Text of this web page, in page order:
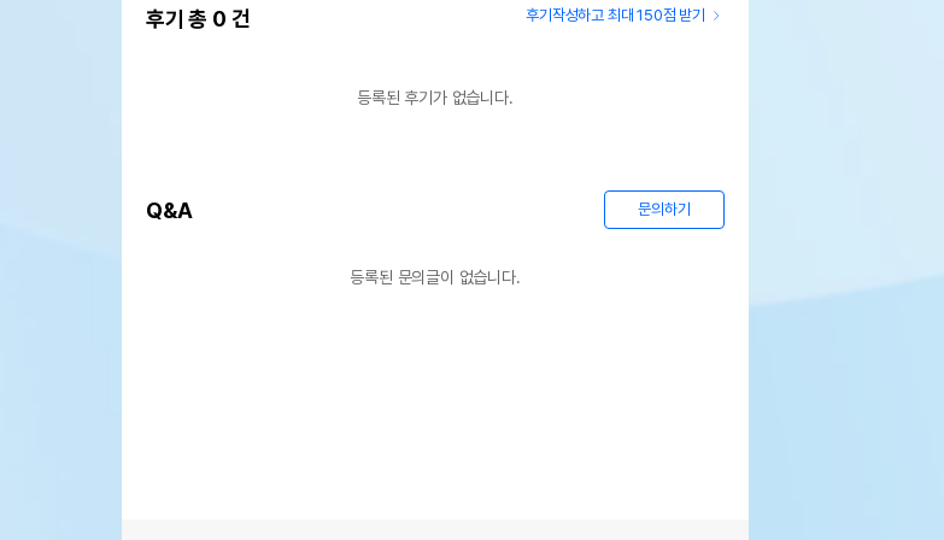
후기 총 0 건 후기작성하고 최대 150점 받기
등록된 후기가 없습니다.
Q&A 문의하기
등록된 문의글이 없습니다.